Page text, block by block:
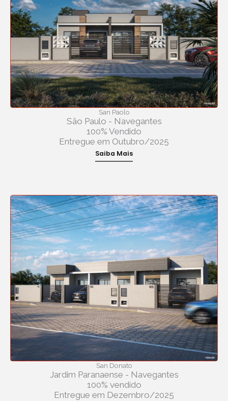
San Paolo
São Paulo - Navegantes
100% Vendido
Entregue em Outubro/2025
Saiba Mais
San Donato
Jardim Paranaense - Navegantes
100% vendido
Entregue em Dezembro/2025